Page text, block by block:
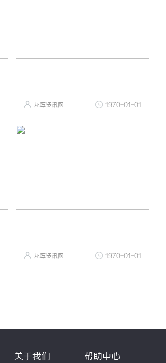
龙潭资讯网 1970-01-01
龙潭资讯网 1970-01-01
关于我们 帮助中心